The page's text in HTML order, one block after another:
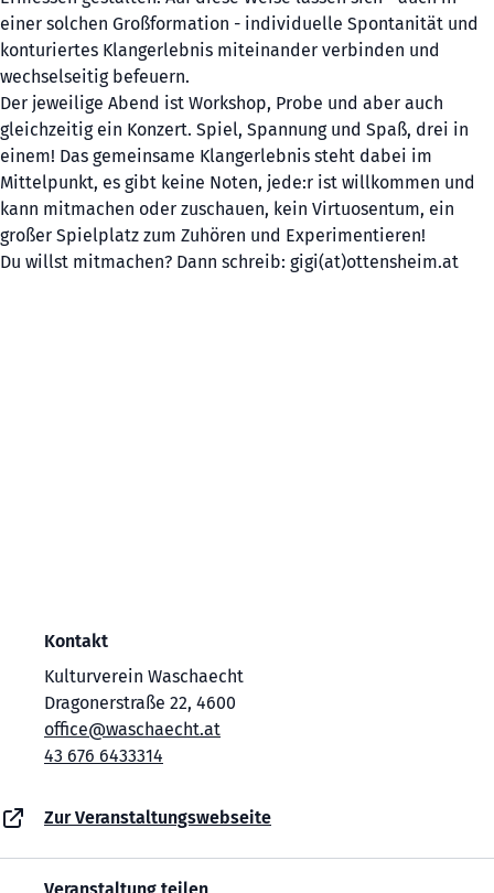
einer solchen Großformation - individuelle Spontanität und
konturiertes Klangerlebnis miteinander verbinden und
wechselseitig befeuern.
Der jeweilige Abend ist Workshop, Probe und aber auch
gleichzeitig ein Konzert. Spiel, Spannung und Spaß, drei in
einem! Das gemeinsame Klangerlebnis steht dabei im
Mittelpunkt, es gibt keine Noten, jede:r ist willkommen und
kann mitmachen oder zuschauen, kein Virtuosentum, ein
großer Spielplatz zum Zuhören und Experimentieren!
Du willst mitmachen? Dann schreib: gigi(at)ottensheim.at
Kontakt
Kulturverein Waschaecht
Dragonerstraße 22, 4600
office@waschaecht.at
43 676 6433314
Zur Veranstaltungswebseite